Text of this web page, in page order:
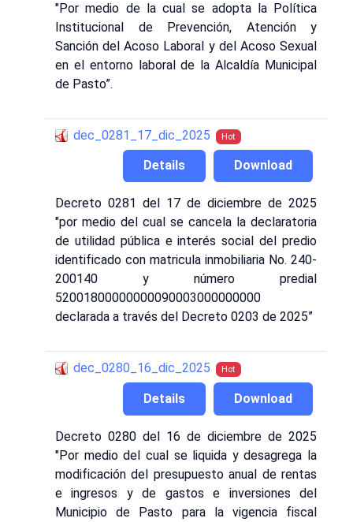
"Por medio de la cual se adopta la Política
Institucional de Prevención, Atención y
Sanción del Acoso Laboral y del Acoso Sexual
en el entorno laboral de la Alcaldía Municipal
de Pasto”.
dec_0281_17_dic_2025 Hot
Download
Details
Decreto 0281 del 17 de diciembre de 2025
"por medio del cual se cancela la declaratoria
de utilidad pública e interés social del predio
identificado con matricula inmobiliaria No. 240-
200140 y número predial
52001800000000090003000000000
declarada a través del Decreto 0203 de 2025”
dec_0280_16_dic_2025 Hot
Download
Details
Decreto 0280 del 16 de diciembre de 2025
"Por medio del cual se liquida y desagrega la
modificación del presupuesto anual de rentas
e ingresos y de gastos e inversiones del
Municipio de Pasto para la vigencia fiscal